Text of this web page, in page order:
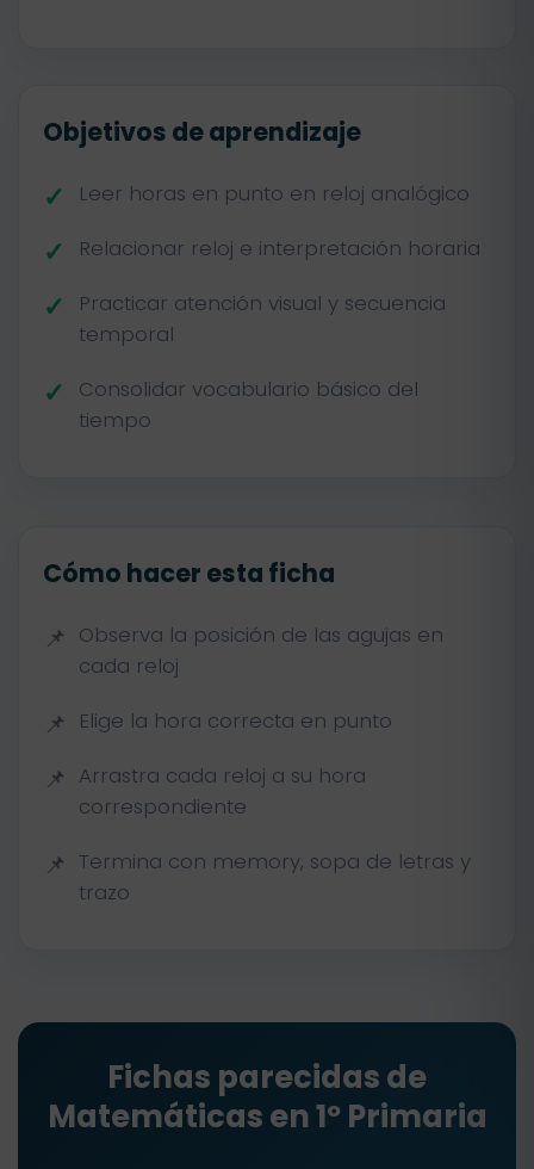
Objetivos de aprendizaje
Leer horas en punto en reloj analógico
Relacionar reloj e interpretación horaria
Practicar atención visual y secuencia
temporal
Consolidar vocabulario básico del
tiempo
Cómo hacer esta ficha
Observa la posición de las agujas en
cada reloj
Elige la hora correcta en punto
Arrastra cada reloj a su hora
correspondiente
Termina con memory, sopa de letras y
trazo
Fichas parecidas de
Matemáticas en 1º Primaria